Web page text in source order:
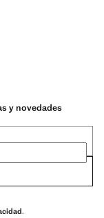
y novedades
.